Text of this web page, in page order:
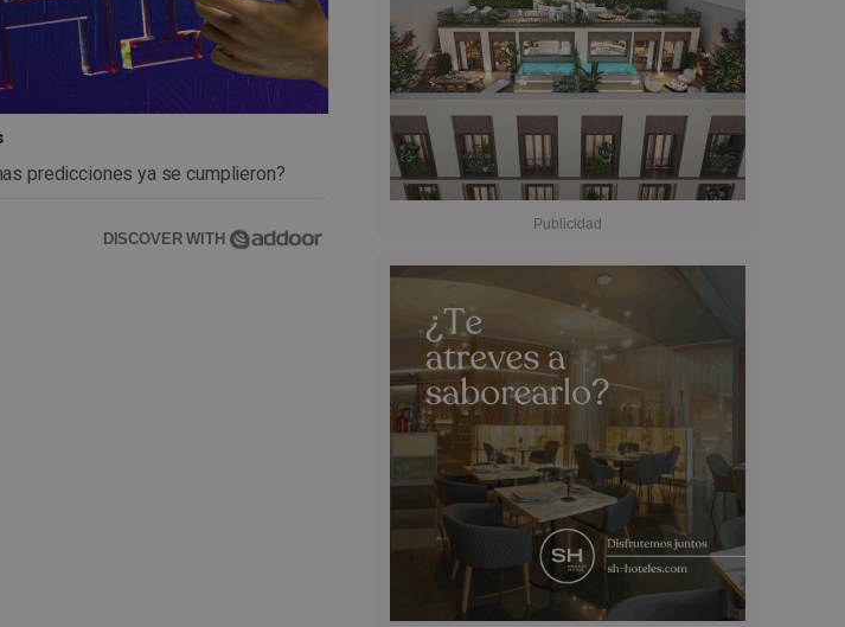
predicciones ya se cumplieron?
DISCOVER WITH